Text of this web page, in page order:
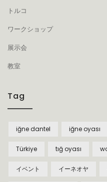
トルコ
ワークショップ
展示会
教室
Tag
iğne dantel iğne oyası
Türkiye tığ oyası
イベント イーネオヤ